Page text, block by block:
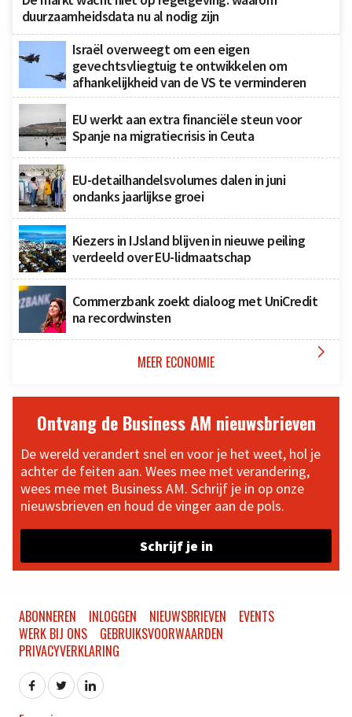
duurzaamheidsdata nu al nodig zijn
Israël overweegt om een eigen
gevechtsvliegtuig te ontwikkelen om
afhankelijkheid van de VS te verminderen
EU werkt aan extra financiële steun voor
Spanje na migratiecrisis in Ceuta
EU-detailhandelsvolumes dalen in juni
ondanks jaarlijkse groei
Kiezers in IJsland blijven in nieuwe peiling
verdeeld over EU-lidmaatschap
Commerzbank zoekt dialoog met UniCredit
na recordwinsten
MEER ECONOMIE 
Ontvang de Business AM nieuwsbrieven
De wereld verandert snel en voor je het weet, hol je
achter de feiten aan. Wees mee met verandering,
wees mee met Business AM. Schrijf je in op onze
nieuwsbrieven en houd de vinger aan de pols.
Schrijf je in
ABONNEREN INLOGGEN NIEUWSBRIEVEN
EVENTS
WERK BIJ ONS
GEBRUIKSVOORWAARDEN
PRIVACYVERKLARING